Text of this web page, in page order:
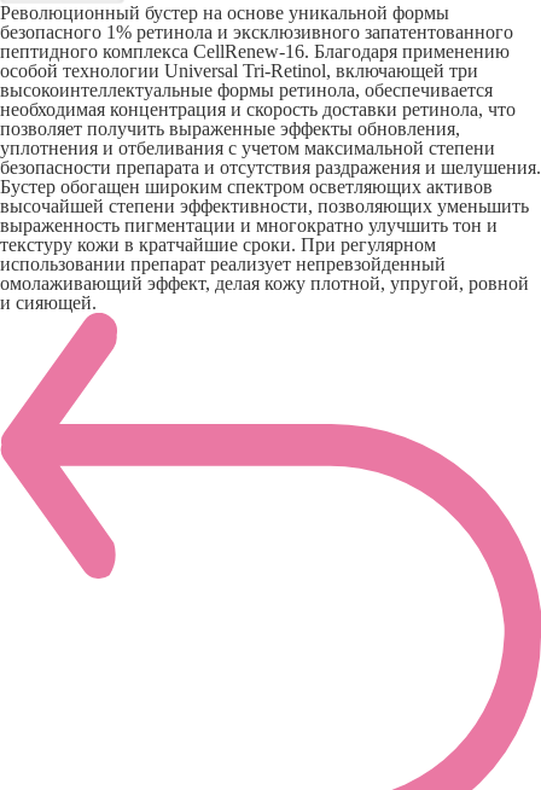
Революционный бустер на основе уникальной формы
безопасного 1% ретинола и эксклюзивного запатентованного
пептидного комплекса CellRenew-16. Благодаря применению
особой технологии Universal Tri-Retinol, включающей три
высокоинтеллектуальные формы ретинола, обеспечивается
необходимая концентрация и скорость доставки ретинола, что
позволяет получить выраженные эффекты обновления,
уплотнения и отбеливания с учетом максимальной степени
безопасности препарата и отсутствия раздражения и шелушения.
Бустер обогащен широким спектром осветляющих активов
высочайшей степени эффективности, позволяющих уменьшить
выраженность пигментации и многократно улучшить тон и
текстуру кожи в кратчайшие сроки. При регулярном
использовании препарат реализует непревзойденный
омолаживающий эффект, делая кожу плотной, упругой, ровной
и сияющей.